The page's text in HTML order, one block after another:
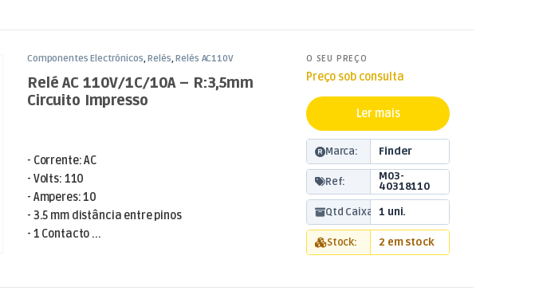
Componentes Electrónicos,Relés,Relés AC110V
Relé AC 110V/1C/10A – R:3,5mm
Circuito Impresso
- Corrente: AC
- Volts: 110
- Amperes: 10
- 3.5 mm distância entre pinos
- 1 Contacto ...
O SEU PREÇO
Preço sob consulta
Ler mais
Marca: Finder
Ref:
M03-
40318110
Qtd Caixa:
1 uni.
Stock: 2 em stock